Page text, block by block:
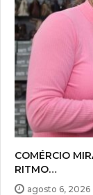
COMÉRCIO
RITMO…
agosto 6, 2026